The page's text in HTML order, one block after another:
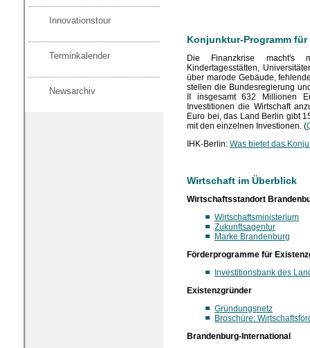
Innovationstour
Terminkalender
Newsarchiv
Konjunktur-Programm für
Die Finanzkrise macht's
Kindertagesstätten,
über marode Gebäude,
stellen die Bundesregierung
II insgesamt 632 Millionen
Investitionen die Wirtschaft
Euro bei, das Land Berlin gibt
mit den einzelnen Investionen. (
IHK-Berlin: Was bietet das
Wirtschaft im Überblick
Wirtschaftsstandort
Wirtschaftsministerium
Zukunftsagentur
Marke Brandenburg
Förderprogramme für
Investitionsbank des
Existenzgründer
Gründungsnetz
Broschüre:
Brandenburg-International